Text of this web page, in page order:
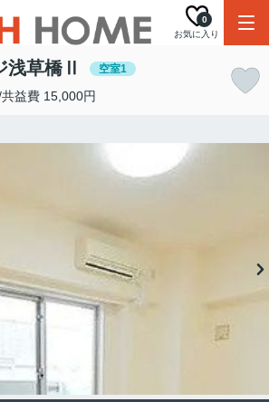
お気に入り
0
浅草橋Ⅱ 空室1
益費 15,000円